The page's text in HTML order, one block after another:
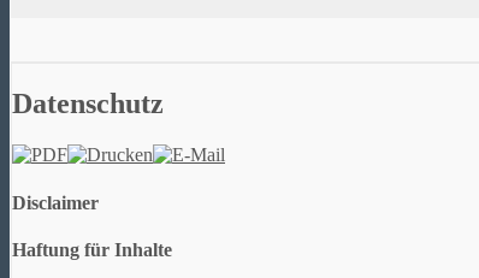
Datenschutz
Disclaimer
Haftung für Inhalte